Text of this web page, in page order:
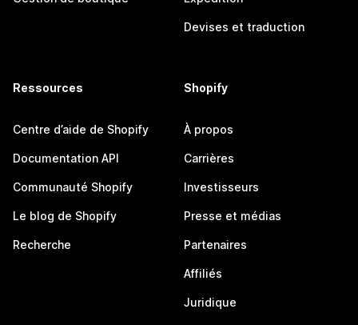
Devises et traduction
Ressources
Centre d’aide de Shopify
Documentation API
Communauté Shopify
Le blog de Shopify
Recherche
Shopify
À propos
Carrières
Investisseurs
Presse et médias
Partenaires
Affiliés
Juridique